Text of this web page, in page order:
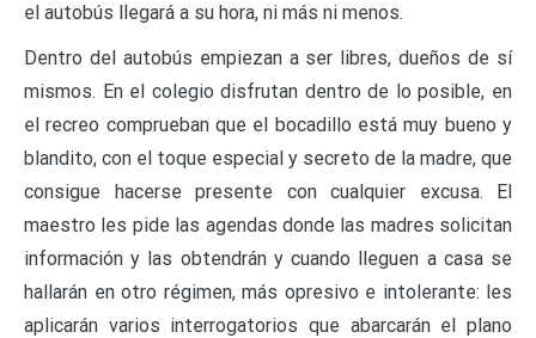
el autobús llegará a su hora, ni más ni menos.
Dentro del autobús empiezan a ser libres, dueños de sí
mismos. En el colegio disfrutan dentro de lo posible, en
el recreo comprueban que el bocadillo está muy bueno y
blandito, con el toque especial y secreto de la madre, que
consigue hacerse presente con cualquier excusa. El
maestro les pide las agendas donde las madres solicitan
información y las obtendrán y cuando lleguen a casa se
hallarán en otro régimen, más opresivo e intolerante: les
aplicarán varios interrogatorios que abarcarán el plano